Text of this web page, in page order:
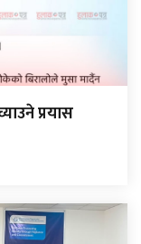
प्रयास